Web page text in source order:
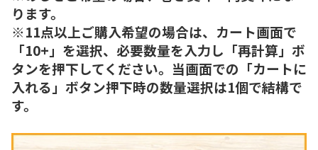
ります。
※11点以上ご購入希望の場合は、カート画面で
「10+」を選択、必要数量を入力し「再計算」ボ
タンを押下してください。当画面での「カートに
入れる」ボタン押下時の数量選択は1個で結構で
す。